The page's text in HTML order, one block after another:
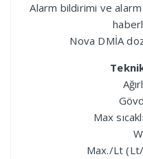
Alarm bildirimi ve alarm
Nova DMİA
Max
Max./Lt